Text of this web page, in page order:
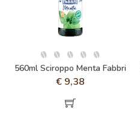
560ml Sciroppo Menta Fabbri
€ 9,38